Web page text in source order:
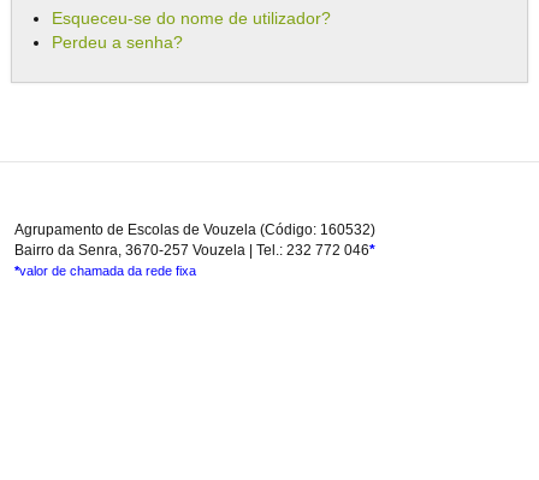
Esqueceu-se do nome de utilizador?
Perdeu a senha?
Agrupamento de Escolas de Vouzela (Código: 160532)
Bairro da Senra, 3670-257 Vouzela | Tel.: 232 772 046*
*valor de chamada da rede fixa